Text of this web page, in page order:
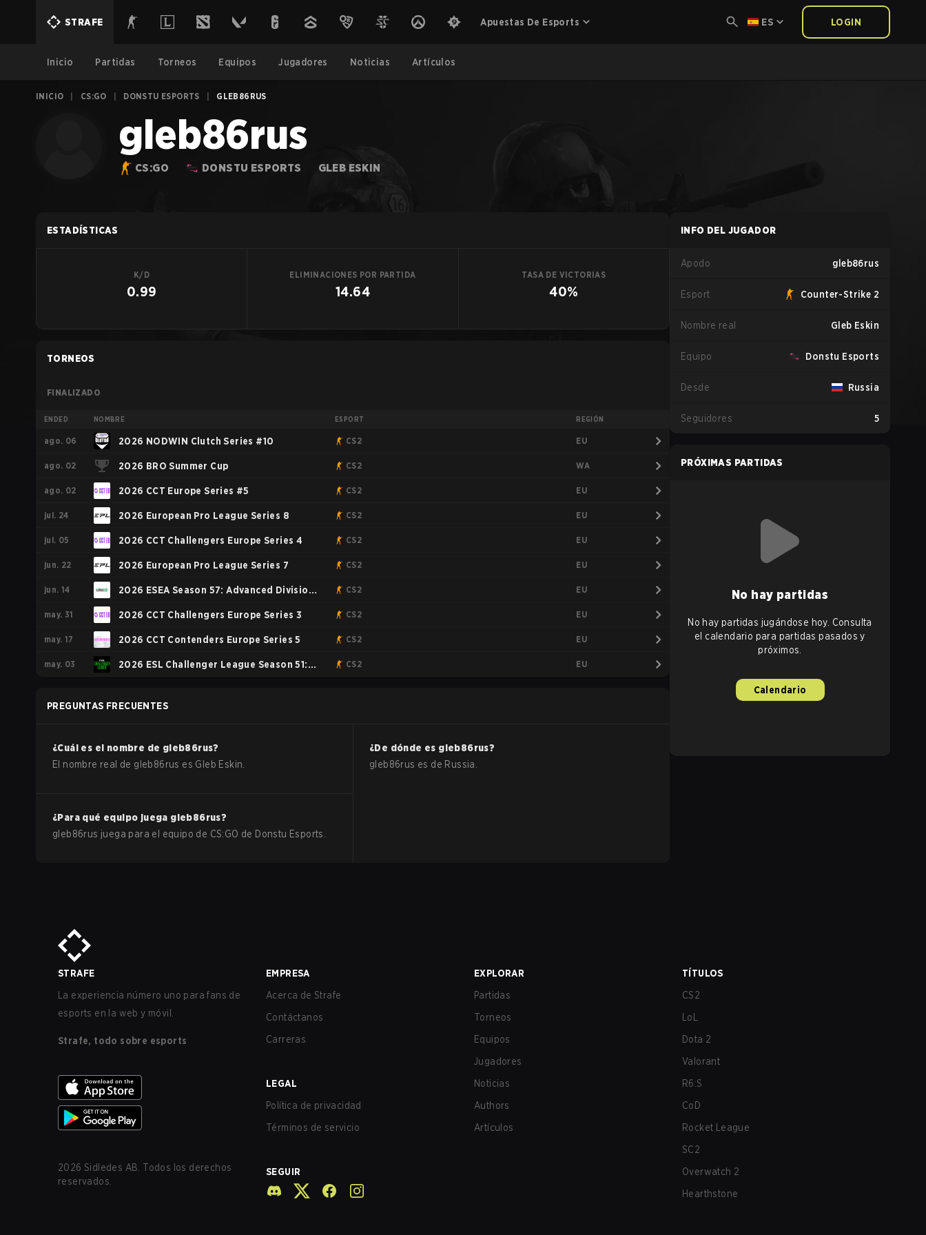
STRAFE Apuestas De Esports ES LOGIN
Inicio Partidas Torneos Equipos Jugadores Noticias Artículos
INICIO CS:GO DONSTU ESPORTS GLEB86RUS
gleb86rus
CS:GO DONSTU ESPORTS GLEB ESKIN
ESTADÍSTICAS
K/D
0.99
ELIMINACIONES POR PARTIDA
14.64
TASA DE VICTORIAS
40%
TORNEOS
FINALIZADO
ENDED NOMBRE ESPORT REGIÓN
ago. 06 2026 NODWIN Clutch Series #10 CS2 EU
ago. 02 2026 BRO Summer Cup CS2 WA
ago. 02 2026 CCT Europe Series #5 CS2 EU
jul. 24 2026 European Pro League Series 8 CS2 EU
jul. 05 2026 CCT Challengers Europe Series 4 CS2 EU
jun. 22 2026 European Pro League Series 7 CS2 EU
jun. 14 2026 ESEA Season 57: Advanced Division
- Europe
CS2 EU
may. 31 2026 CCT Challengers Europe Series 3 CS2 EU
may. 17 2026 CCT Contenders Europe Series 5 CS2 EU
may. 03 2026 ESL Challenger League Season 51: CS2 EU
PREGUNTAS FRECUENTES
¿Cuál es el nombre de gleb86rus?
El nombre real de gleb86rus es Gleb Eskin
¿De dónde es gleb86rus?
gleb86rus es de Russia
¿Para qué equipo juega gleb86rus?
gleb86rus juega para el equipo de CS:GO de Donstu Esports
INFO DEL JUGADOR
Apodo gleb86rus
Esport Counter-Strike 2
Nombre real Gleb Eskin
Equipo Donstu Esports
Desde Russia
Seguidores 5
PRÓXIMAS PARTIDAS
No hay partidas
No hay partidas jugándose hoy. Consulta
el calendario para partidas pasados y
próximos.
Calendario
STRAFE
La experiencia número uno para fans de
esports en la web y móvil.
Strafe, todo sobre esports
2026 Sidledes AB. Todos los derechos
reservados.
EMPRESA
Acerca de Strafe
Contáctanos
Carreras
LEGAL
Política de privacidad
Términos de servicio
SEGUIR
EXPLORAR
Partidas
Torneos
Equipos
Jugadores
Noticias
Authors
Artículos
TÍTULOS
CS2
LoL
Dota 2
Valorant
R6:S
CoD
Rocket League
SC2
Overwatch 2
Hearthstone